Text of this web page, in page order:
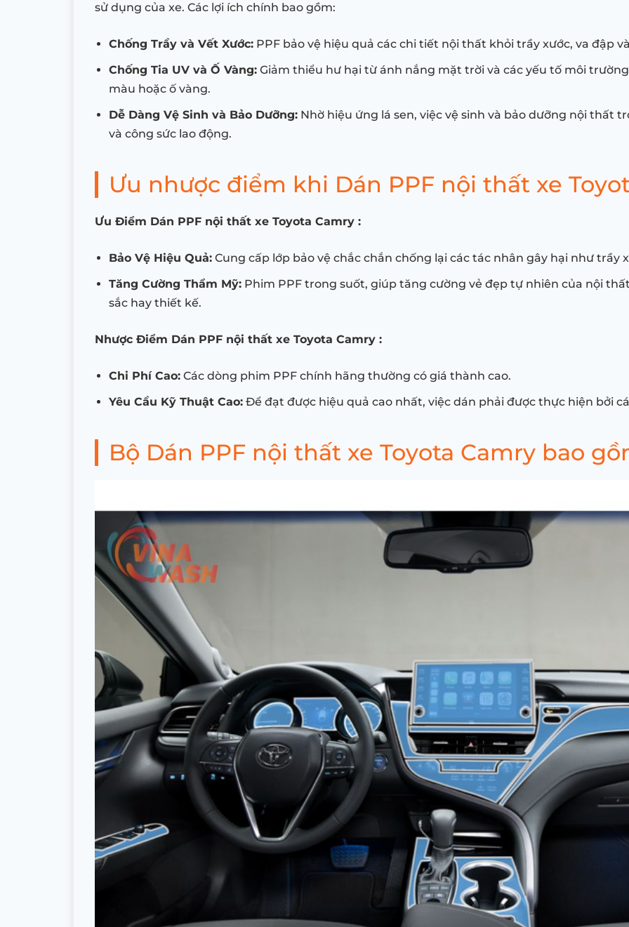
sử dụng của xe. Các lợi ích chính bao gồm:
Chống Trầy và Vết Xước: PPF bảo vệ hiệu quả các chi tiết nội thất khỏi trầy xước, va đập
Chống Tia UV và Ố Vàng: Giảm thiểu hư hại từ ánh nắng mặt trời và các yếu tố môi
màu hoặc ố vàng.
Dễ Dàng Vệ Sinh và Bảo Dưỡng: Nhờ hiệu ứng lá sen, việc vệ sinh và bảo dưỡng nội thất
và công sức lao động.
Ưu nhược điểm khi Dán PPF nội thất xe
Ưu Điểm Dán PPF nội thất xe Toyota Camry :
Bảo Vệ Hiệu Quả: Cung cấp lớp bảo vệ chắc chắn chống lại các tác nhân gây hại như trầy
Tăng Cường Thẩm Mỹ: Phim PPF trong suốt, giúp tăng cường vẻ đẹp tự nhiên của nội
sắc hay thiết kế.
Nhược Điểm Dán PPF nội thất xe Toyota Camry :
Chi Phí Cao: Các dòng phim PPF chính hãng thường có giá thành cao.
Yêu Cầu Kỹ Thuật Cao: Để đạt được hiệu quả cao nhất, việc dán phải được thực hiện bởi
Bộ Dán PPF nội thất xe Toyota Camry bao